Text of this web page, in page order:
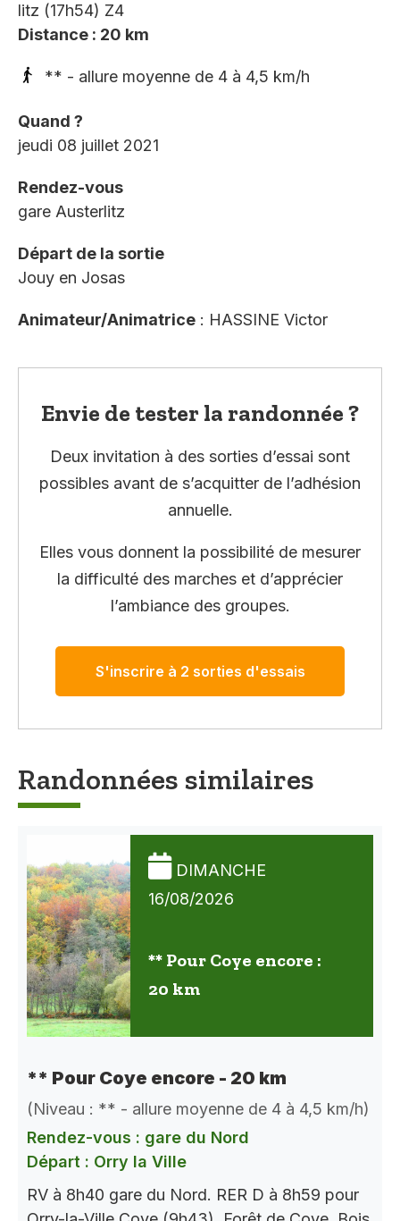
litz (17h54) Z4
Distance : 20 km
** - allure moyenne de 4 à 4,5 km/h
Quand ?
jeudi 08 juillet 2021
Rendez-vous
gare Austerlitz
Départ de la sortie
Jouy en Josas
Animateur/Animatrice : HASSINE Victor
Envie de tester la randonnée ?
Deux invitation à des sorties d’essai sont
possibles avant de s’acquitter de l’adhésion
annuelle.
Elles vous donnent la possibilité de mesurer
la difficulté des marches et d’apprécier
l’ambiance des groupes.
S'inscrire à 2 sorties d'essais
Randonnées similaires
DIMANCHE
16/08/2026
** Pour Coye encore :
20 km
** Pour Coye encore - 20 km
(Niveau : ** - allure moyenne de 4 à 4,5 km/h)
Rendez-vous : gare du Nord
Départ : Orry la Ville
RV à 8h40 gare du Nord. RER D à 8h59 pour